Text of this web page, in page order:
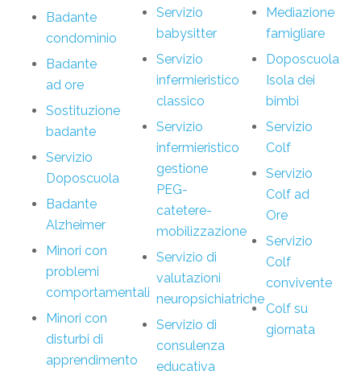
Badante
condominio
Badante
ad ore
Sostituzione
badante
Servizio
Doposcuola
Badante
Alzheimer
Minori con
problemi
comportamentali
Minori con
disturbi di
apprendimento
Servizio
babysitter
Servizio
infermieristico
classico
Servizio
infermieristico
gestione
PEG-
catetere-
mobilizzazione
Servizio di
valutazioni
neuropsichiatriche
Servizio di
consulenza
educativa
Mediazione
famigliare
Doposcuola
Isola dei
bimbi
Servizio
Colf
Servizio
Colf ad
Ore
Servizio
Colf
convivente
Colf su
giornata